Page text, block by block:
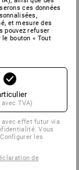
ces données
et mesure des
pouvez refuser
bouton « Tout
TVA)
avec effet futur via
Vous
les
de